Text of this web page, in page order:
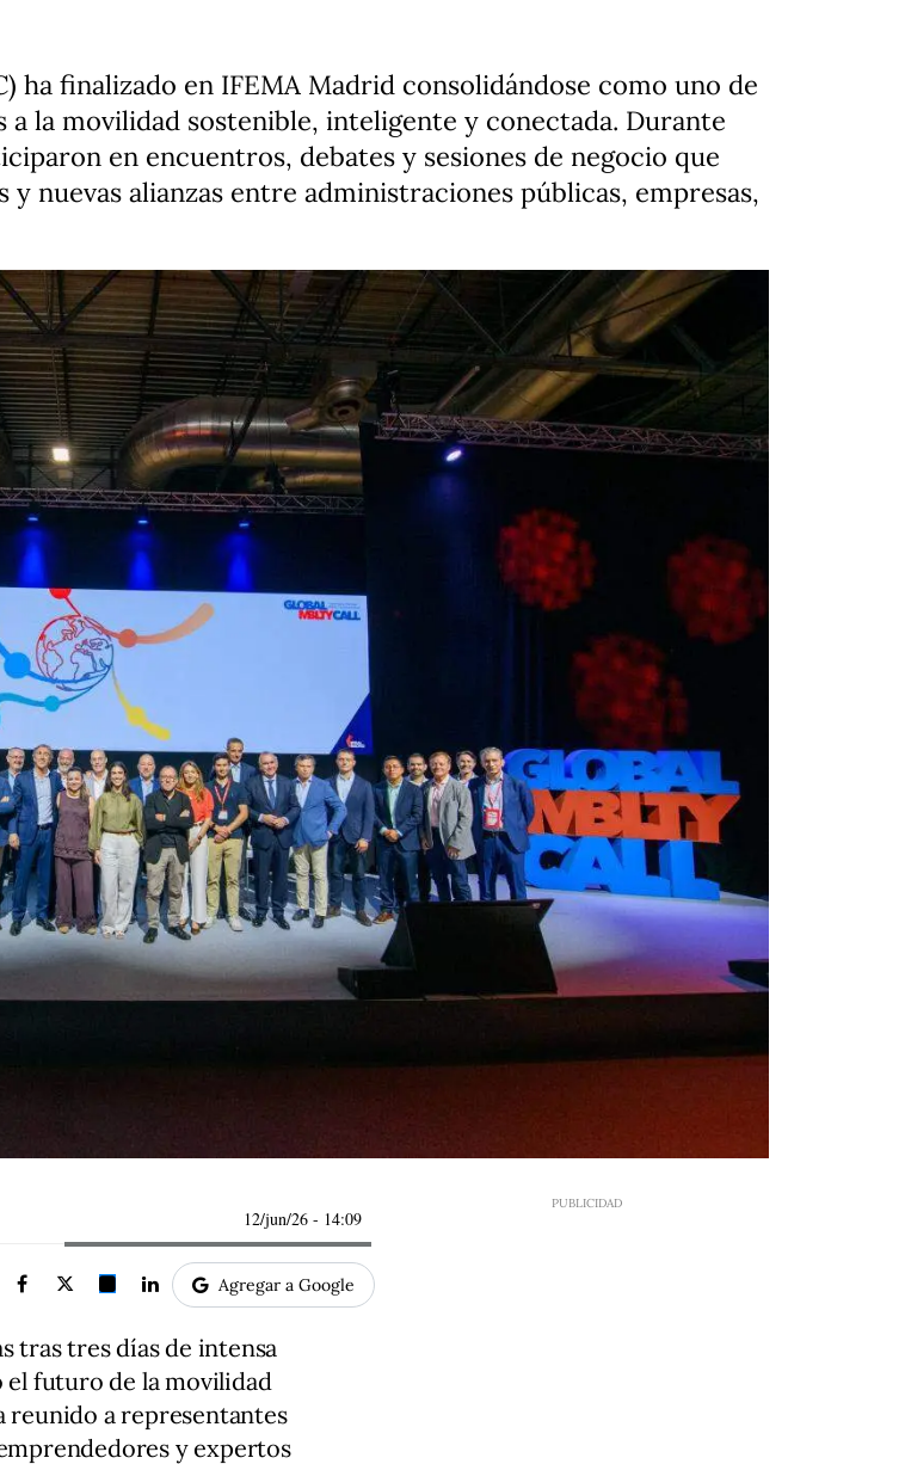
ha finalizado en IFEMA Madrid consolidándose como uno de
la movilidad sostenible, inteligente y conectada. Durante
en encuentros, debates y sesiones de negocio que
nuevas alianzas entre administraciones públicas, empresas,
12/jun/26 - 14:09
Agregar a Google
tras tres días de intensa
el futuro de la movilidad
reunido a representantes
y expertos